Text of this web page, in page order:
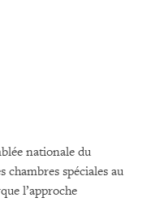
nationale du
chambres spéciales au
l’approche